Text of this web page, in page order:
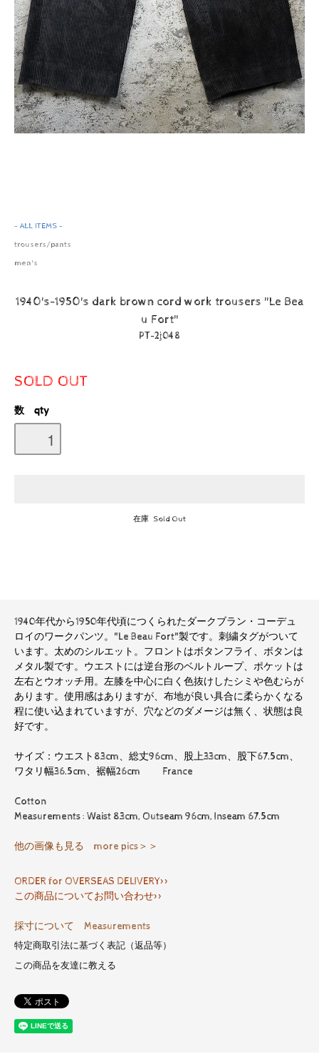
- ALL ITEMS -
trousers/pants
men's
1940's-1950's dark brown cord work trousers "Le Bea
u Fort"
PT-2j048
SOLD OUT
数 qty
在庫 Sold Out
1940年代から1950年代頃につくられたダークブラン・コーデュ
ロイのワークパンツ。"Le Beau Fort"製です。刺繍タグがついて
います。太めのシルエット。フロントはボタンフライ、ボタンは
メタル製です。ウエストには逆台形のベルトループ、ポケットは
左右とウオッチ用。左膝を中心に白く色抜けしたシミや色むらが
あります。使用感はありますが、布地が良い具合に柔らかくなる
程に使い込まれていますが、穴などのダメージは無く、状態は良
好です。
サイズ：ウエスト83cm、総丈96cm、股上33cm、股下67.5cm、
ワタリ幅36.5cm、裾幅26cm France
Cotton
Measurements : Waist 83cm, Outseam 96cm, Inseam 67.5cm
他の画像も見る more pics＞＞
ORDER for OVERSEAS DELIVERY>>
この商品についてお問い合わせ>>
採寸について Measurements
特定商取引法に基づく表記（返品等）
この商品を友達に教える